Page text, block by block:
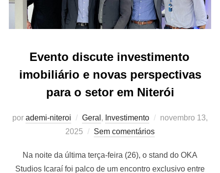
Evento discute investimento
imobiliário e novas perspectivas
para o setor em Niterói
por ademi-niteroi Geral , Investimento
Postado
novembro 13,
2025
Sem comentários
Na noite da última terça-feira (26), o stand do OKA
Studios Icaraí foi palco de um encontro exclusivo entre